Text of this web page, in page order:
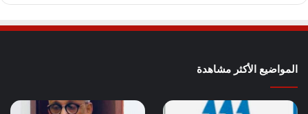
المواضيع الأكثر مشاهدة